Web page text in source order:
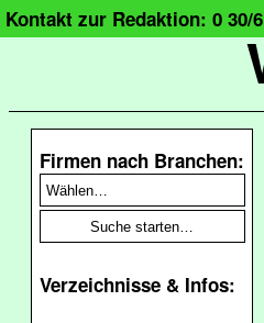
Kontakt zur Redaktion: 0 30/
Firmen nach Branchen:
Verzeichnisse & Infos: